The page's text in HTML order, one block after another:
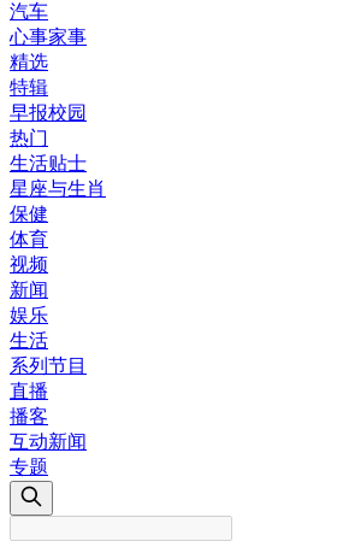
汽车
心事家事
精选
特辑
早报校园
热门
生活贴士
星座与生肖
保健
体育
视频
新闻
娱乐
生活
系列节目
直播
播客
互动新闻
专题